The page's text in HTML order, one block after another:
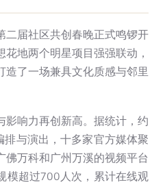
二届社区共创春晚正式鸣锣开
地两个明星项目强强联动，
造了一场兼具文化质感与邻里
影响力再创新高。据统计，约
与演出，十多家官方媒体聚
佛万科和广州万溪的视频平台
模超过700人次，累计在线观